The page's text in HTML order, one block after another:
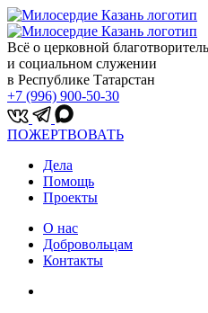
Всё о церковной
и социальном служении
в Республике Татарстан
+7 (996) 900-50-30
ПОЖЕРТВОВАТЬ
Дела
Помощь
Проекты
О нас
Добровольцам
Контакты